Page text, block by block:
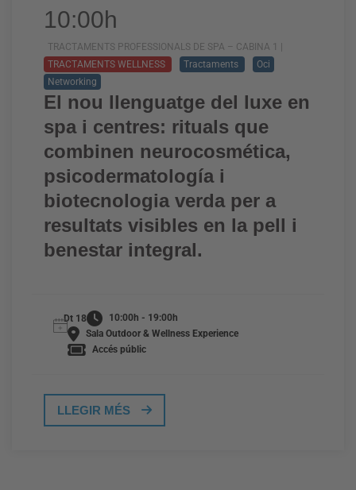
10:00h
TRACTAMENTS PROFESSIONALS DE SPA – CABINA 1 |
TRACTAMENTS WELLNESS
Tractaments
Oci
Networking
El nou llenguatge del luxe en
spa i centres: rituals que
combinen neurocosmética,
psicodermatología i
biotecnologia verda per a
resultats visibles en la pell i
benestar integral.
Dt 18
10:00h - 19:00h
Sala Outdoor & Wellness Experience
Accés públic
LLEGIR MÉS